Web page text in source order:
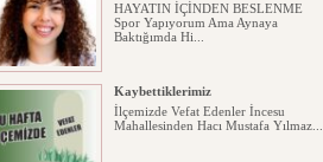
HAYATIN İÇİNDEN BESLENME
Spor Yapıyorum Ama Aynaya
Baktığımda Hi...
Kaybettiklerimiz
İlçemizde Vefat Edenler İncesu
Mahallesinden Hacı Mustafa Yılmaz...